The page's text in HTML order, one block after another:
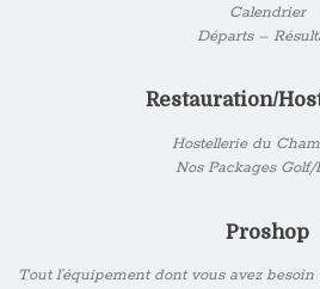
Calendrier
Départs –
Restauration/
Hostellerie du
Nos Packages Golf/
Proshop
Tout l’équipement dont vous avez